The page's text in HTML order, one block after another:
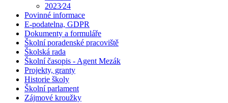
2023⁄24
Povinné informace
E-podatelna, GDPR
Dokumenty a formuláře
Školní poradenské pracoviště
Školská rada
Školní časopis - Agent Mezák
Projekty, granty
Historie školy
Školní parlament
Zájmové kroužky